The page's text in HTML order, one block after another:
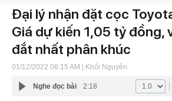
Đại lý nhận đặt cọc
Giá dự kiến 1,05 tỷ đồng,
đắt nhất phân khúc
01/12/2022 06:15 AM | Khôi Nguyên
Nghe đọc bài 2:18